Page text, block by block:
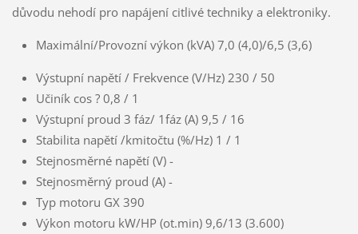
důvodu nehodí pro napájení citlivé techniky a elektroniky.
Maximální/Provozní výkon (kVA) 7,0 (4,0)/6,5 (3,6)
Výstupní napětí / Frekvence (V/Hz) 230 / 50
Učiník cos ? 0,8 / 1
Výstupní proud 3 fáz/ 1fáz (A) 9,5 / 16
Stabilita napětí /kmitočtu (%/Hz) 1 / 1
Stejnosměrné napětí (V) -
Stejnosměrný proud (A) -
Typ motoru GX 390
Výkon motoru kW/HP (ot.min) 9,6/13 (3.600)